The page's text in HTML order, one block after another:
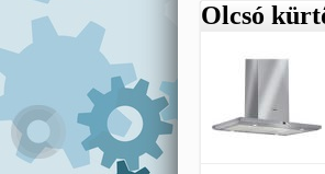
Olcsó